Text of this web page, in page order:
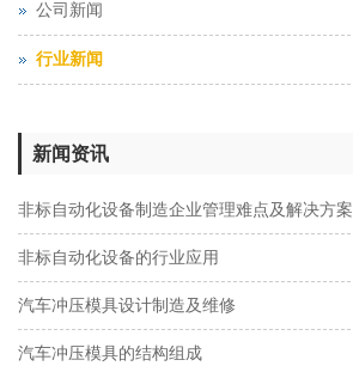
公司新闻
行业新闻
新闻资讯
非标自动化设备制造企业管理难点及解决方案
非标自动化设备的行业应用
汽车冲压模具设计制造及维修
汽车冲压模具的结构组成